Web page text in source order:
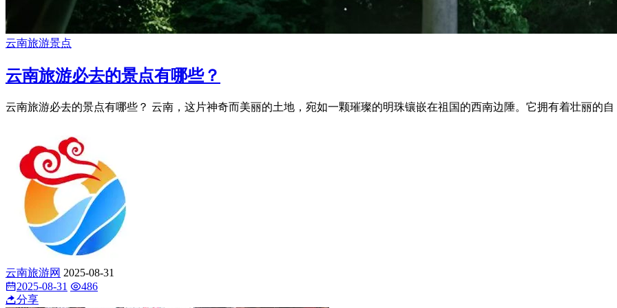
云南旅游景点
云南旅游必去的景点有哪些？
云南旅游必去的景点有哪些？ 云南，这片神奇而美丽的土地，宛如一颗璀璨的明珠镶嵌在祖国的西南边陲。它拥有着壮丽的自
云南旅游网 2025-08-31
2025-08-31
486
分享